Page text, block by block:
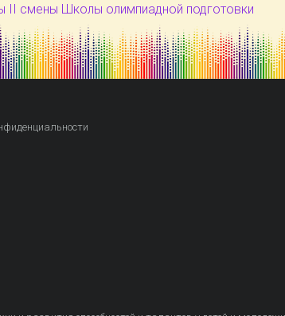
II смены Школы олимпиадной подготовки